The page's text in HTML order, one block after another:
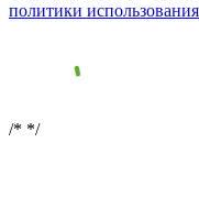
политики
/* */